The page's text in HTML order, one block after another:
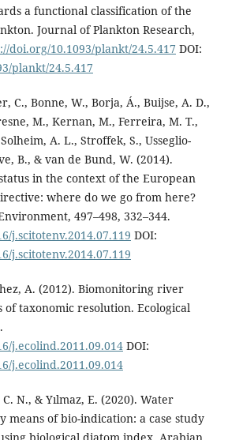
a functional classification of the
Journal of Plankton Research,
doi.org/10.1093/plankt/24.5.417 DOI:
plankt/24.5.417
C., Bonne, W., Borja, Á., Buijse, A. D.,
M., Kernan, M., Ferreira, M. T.,
A. L., Stroffek, S., Usseglio-
B., & van de Bund, W. (2014).
in the context of the European
where do we go from here?
497–498, 332–344.
j.scitotenv.2014.07.119 DOI:
j.scitotenv.2014.07.119
A. (2012). Biomonitoring river
taxonomic resolution. Ecological
j.ecolind.2011.09.014DOI:
j.ecolind.2011.09.014
N., & Yılmaz, E. (2020). Water
means of bio-indication: a case study
biological diatom index. Arabian